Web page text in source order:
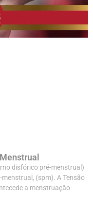
disfórico pré-menstrual)
(spm). A Tensão
a menstruação